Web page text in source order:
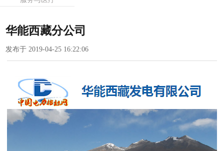
华能西藏分公司
发布于 2019-04-25 16:22:06